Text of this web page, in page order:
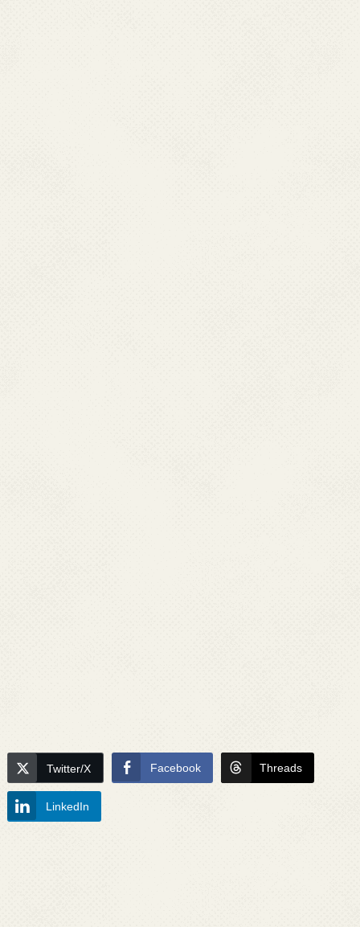
Twitter/X Facebook Threads
LinkedIn